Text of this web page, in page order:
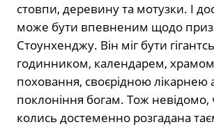
стовпи, деревину та мотузки. І
може бути впевненим щодо
Стоунхенджу. Він міг бути
годинником, календарем,
поховання, своєрідною лікарнею
поклоніння богам. Тож невідомо,
колись достеменно розгадана